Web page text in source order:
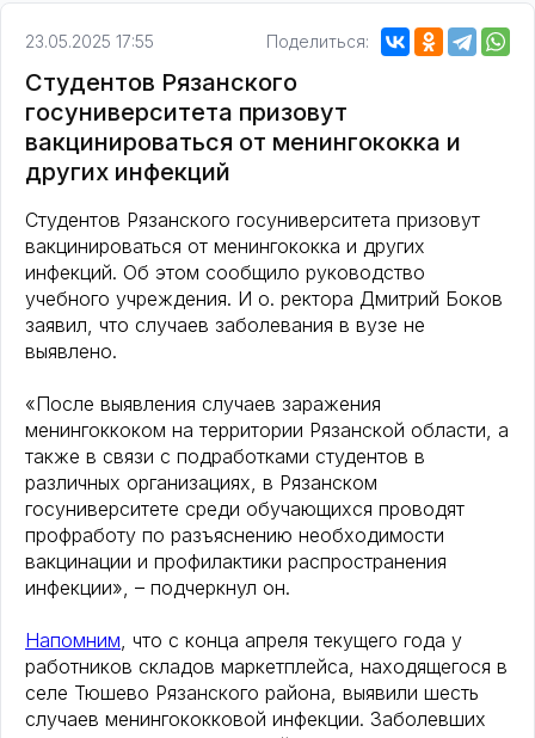
23.05.2025 17:55 Поделиться:
Студентов Рязанского
госуниверситета призовут
вакцинироваться от менингококка и
других инфекций
Студентов Рязанского госуниверситета призовут
вакцинироваться от менингококка и других
инфекций. Об этом сообщило руководство
учебного учреждения. И о. ректора Дмитрий Боков
заявил, что случаев заболевания в вузе не
выявлено.
«После выявления случаев заражения
менингоккоком на территории Рязанской области, а
также в связи с подработками студентов в
различных организациях, в Рязанском
госуниверситете среди обучающихся проводят
профработу по разъяснению необходимости
вакцинации и профилактики распространения
инфекции», – подчеркнул он.
Напомним, что с конца апреля текущего года у
работников складов маркетплейса, находящегося в
селе Тюшево Рязанского района, выявили шесть
случаев менингококковой инфекции. Заболевших